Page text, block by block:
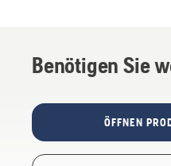
Benötigen Sie
ÖFFNEN